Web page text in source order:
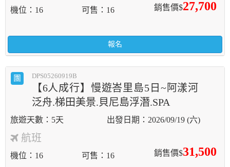
銷售價$27,700
機位 16 可售 16
報名
團 DPS05260919B
【6人成行】慢遊峇里島5日~阿漾河
泛舟.梯田美景.貝尼島浮潛.SPA
5天 2026/09/19 (六)
航班
銷售價$31,500
機位 16 可售 16